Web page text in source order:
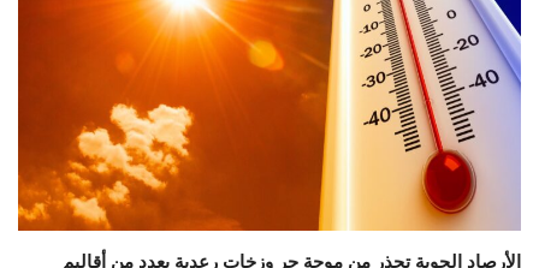
الأرصاد الجوية تحذر من موجة حر وزخات رعدية بعدد من أقاليم